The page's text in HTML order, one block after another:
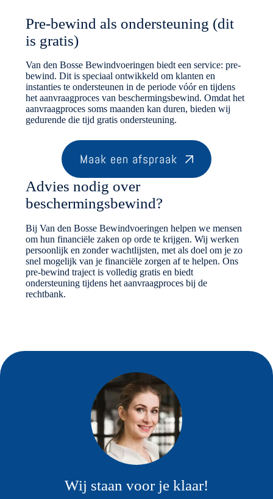
Pre-bewind als ondersteuning (dit
is gratis)
Van den Bosse Bewindvoeringen biedt een service: pre-
bewind. Dit is speciaal ontwikkeld om klanten en
instanties te ondersteunen in de periode vóór en tijdens
het aanvraagproces van beschermingsbewind. Omdat het
aanvraagproces soms maanden kan duren, bieden wij
gedurende die tijd gratis ondersteuning.
Maak een afspraak
Advies nodig over
beschermingsbewind?
Bij Van den Bosse Bewindvoeringen helpen we mensen
om hun financiële zaken op orde te krijgen. Wij werken
persoonlijk en zonder wachtlijsten, met als doel om je zo
snel mogelijk van je financiële zorgen af te helpen. Ons
pre-bewind traject is volledig gratis en biedt
ondersteuning tijdens het aanvraagproces bij de
rechtbank.
Wij staan voor je klaar!